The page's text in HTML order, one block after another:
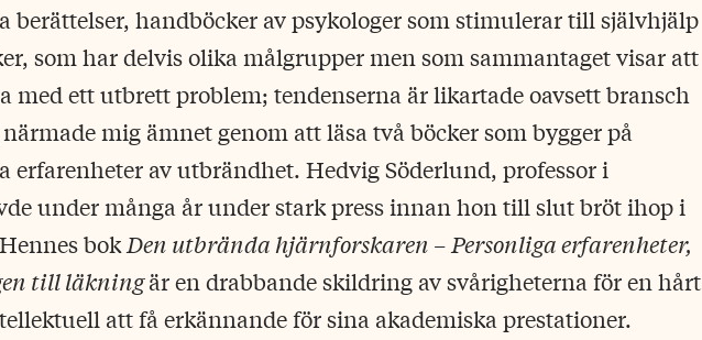
berättelser, handböcker av psykologer som stimulerar till självhjälp
som har delvis olika målgrupper men som sammantaget visar att
med ett utbrett problem; tendenserna är likartade oavsett bransch
mig ämnet genom att läsa två böcker som bygger på
erfarenheter av utbrändhet. Hedvig Söderlund, professor i
under många år under stark press innan hon till slut bröt ihop i
bok Den utbrända hjärnforskaren – Personliga erfarenheter,
till läkningär en drabbande skildring av svårigheterna för en hårt
att få erkännande för sina akademiska prestationer.